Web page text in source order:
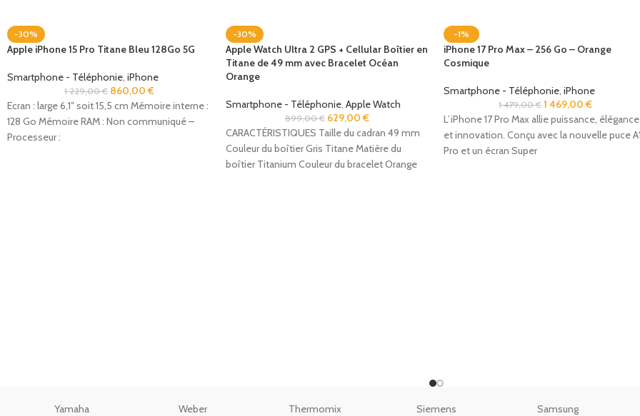
-30%
Apple iPhone 15 Pro Titane Bleu 128Go 5G
Smartphone - Téléphonie, iPhone
1 229,00€ 860,00 €
Ecran : large 6,1″ soit 15,5 cm Mémoire interne :
128 Go Mémoire RAM : Non communiqué –
Processeur :
-30%
Apple Watch Ultra 2 GPS + Cellular Boîtier en
Titane de 49 mm avec Bracelet Océan
Orange
Smartphone - Téléphonie, Apple Watch
899,00€ 629,00€
CARACTÉRISTIQUES Taille du cadran 49 mm
Couleur du boîtier Gris Titane Matière du
boîtier Titanium Couleur du bracelet Orange
-1%
iPhone 17 Pro Max – 256 Go – Orange
Cosmique
Smartphone - Téléphonie, iPhone
1 479,00€ 1 469,00€
L’iPhone 17 Pro Max allie puissance, élégance
et innovation. Conçu avec la nouvelle puce
Pro et un écran Super
Yamaha Weber Thermomix Siemens Samsung